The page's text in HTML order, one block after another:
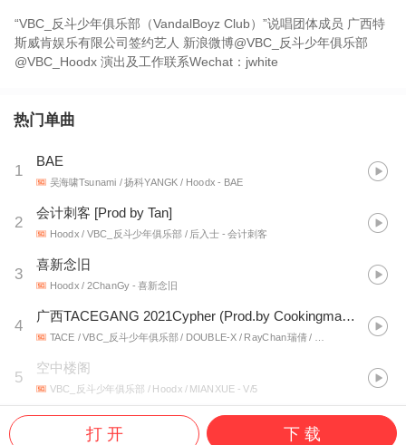
“VBC_反斗少年俱乐部（VandalBoyz Club）”说唱团体成员 广西特
斯威肯娱乐有限公司签约艺人 新浪微博@VBC_反斗少年俱乐部
@VBC_Hoodx 演出及工作联系Wechat：jwhite
热门单曲
1
BAE
吴海啸Tsunami / 扬科YANGK / Hoodx - BAE
2
会计刺客 [Prod by Tan]
Hoodx / VBC_反斗少年俱乐部 / 后入士 - 会计刺客
3
喜新念旧
Hoodx / 2ChanGy- 喜新念旧
4
广西TACEGANG 2021Cypher (Prod.by Cookingmastaa)
TACE / VBC_反斗少年俱乐部 / DOUBLE-X / RayChan瑞倩 / Hoodx / MIANXUE / Airz / 张柳豫RoykilldaGame / TaygoPrado
5
空中楼阁
VBC_反斗少年俱乐部 / Hoodx / MIANXUE - V/5
打 开 下 载